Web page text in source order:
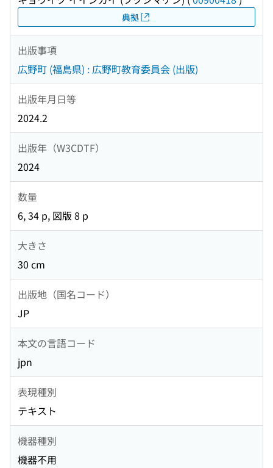
典拠
出版事項
広野町 (福島県) : 広野町教育委員会 (出版)
出版年月日等
2024.2
出版年（W3CDTF）
2024
数量
6, 34 p, 図版 8 p
大きさ
30 cm
出版地（国名コード）
JP
本文の言語コード
jpn
表現種別
テキスト
機器種別
機器不用